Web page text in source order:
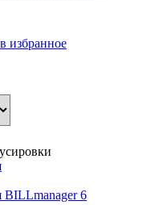
избранное
BILLmanager 6